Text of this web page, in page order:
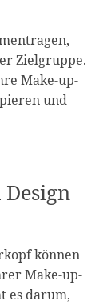
Zielgruppe.
Make-up-
und
können
Make-up-
es darum,